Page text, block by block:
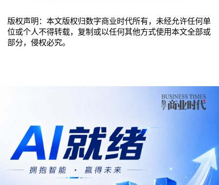
版权声明：本文版权归数字商业时代所有，未经允许任何单
位或个人不得转载，复制或以任何其他方式使用本文全部或
部分，侵权必究。